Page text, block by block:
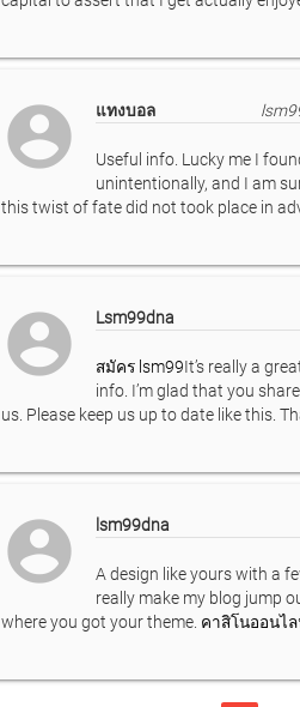
account_circle แทงบอล
Useful info. Lucky me I
unintentionally, and I am
this twist of fate did not took place in
account_circle Lsm99dna
สมัคร lsm99It’s really a
info. I’m glad that you
us. Please keep us up to date like this.
account_circle lsm99dna
A design like yours with a
really make my blog jump
where you got your theme. คาสิโนออนไล